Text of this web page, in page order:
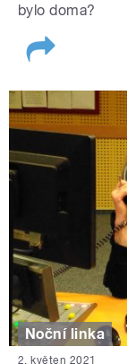
bylo doma?
Noční linka
2. květen 2021